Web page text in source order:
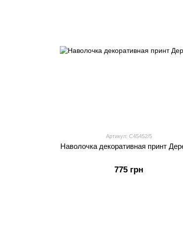
Артикул: С45452/5
Наволочка декоративная принт
775 грн